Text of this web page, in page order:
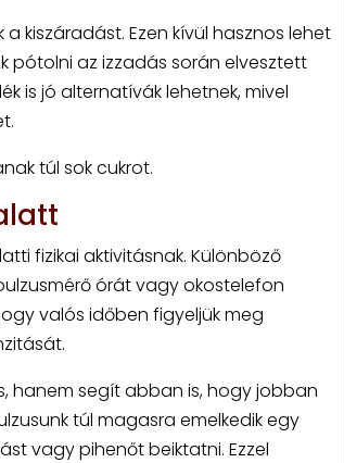
kiszáradást. Ezen kívül hasznos lehet
pótolni az izzadás során elvesztett
is jó alternatívák lehetnek, mivel
túl sok cukrot.
fizikai aktivitásnak. Különböző
órát vagy okostelefon
valós időben figyeljük meg
hanem segít abban is, hogy jobban
túl magasra emelkedik egy
vagy pihenőt beiktatni. Ezzel